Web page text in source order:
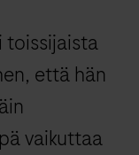
toissijaista
että hän
vaikuttaa